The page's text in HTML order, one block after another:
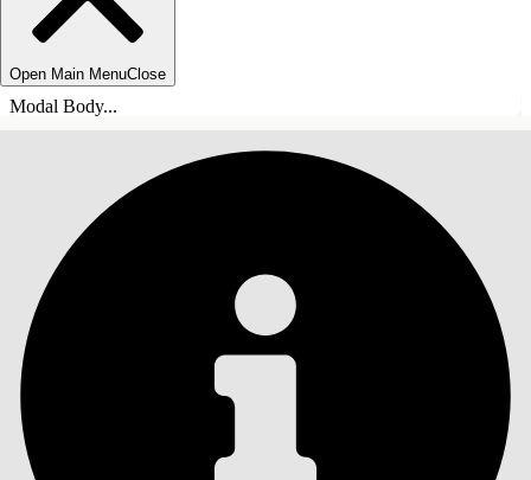
Open Main MenuClose
Modal Body...
目录